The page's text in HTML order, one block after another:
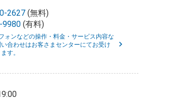
2627 (無料)
9980 (有料)
ォンなどの操作・料金・サービス内容な
い合わせはお客さまセンターにてお受け
す。